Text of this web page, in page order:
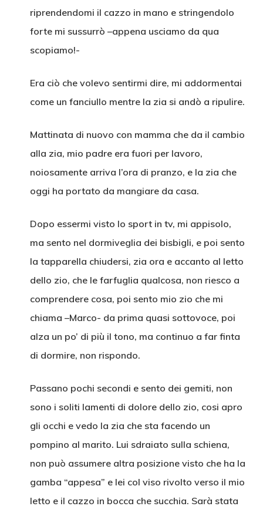
riprendendomi il cazzo in mano e stringendolo
forte mi sussurrò –appena usciamo da qua
scopiamo!-
Era ciò che volevo sentirmi dire, mi addormentai
come un fanciullo mentre la zia si andò a ripulire.
Mattinata di nuovo con mamma che da il cambio
alla zia, mio padre era fuori per lavoro,
noiosamente arriva l’ora di pranzo, e la zia che
oggi ha portato da mangiare da casa.
Dopo essermi visto lo sport in tv, mi appisolo,
ma sento nel dormiveglia dei bisbigli, e poi sento
la tapparella chiudersi, zia ora e accanto al letto
dello zio, che le farfuglia qualcosa, non riesco a
comprendere cosa, poi sento mio zio che mi
chiama –Marco- da prima quasi sottovoce, poi
alza un po’ di più il tono, ma continuo a far finta
di dormire, non rispondo.
Passano pochi secondi e sento dei gemiti, non
sono i soliti lamenti di dolore dello zio, cosi apro
gli occhi e vedo la zia che sta facendo un
pompino al marito. Lui sdraiato sulla schiena,
non può assumere altra posizione visto che ha la
gamba “appesa” e lei col viso rivolto verso il mio
letto e il cazzo in bocca che succhia. Sarà stata